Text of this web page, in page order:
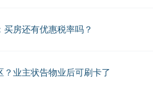
房还有优惠税率吗？
？业主状告物业后可刷卡了